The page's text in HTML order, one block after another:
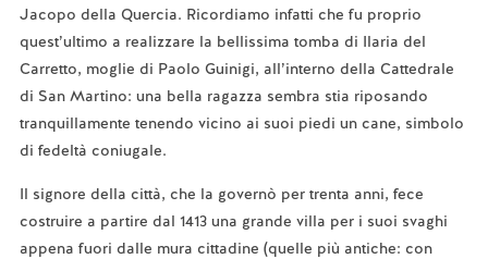
Jacopo della Quercia. Ricordiamo infatti che fu proprio
quest’ultimo a realizzare la bellissima tomba di Ilaria del
Carretto, moglie di Paolo Guinigi, all’interno della Cattedrale
di San Martino: una bella ragazza sembra stia riposando
tranquillamente tenendo vicino ai suoi piedi un cane, simbolo
di fedeltà coniugale.
Il signore della città, che la governò per trenta anni, fece
costruire a partire dal 1413 una grande villa per i suoi svaghi
appena fuori dalle mura cittadine (quelle più antiche: con